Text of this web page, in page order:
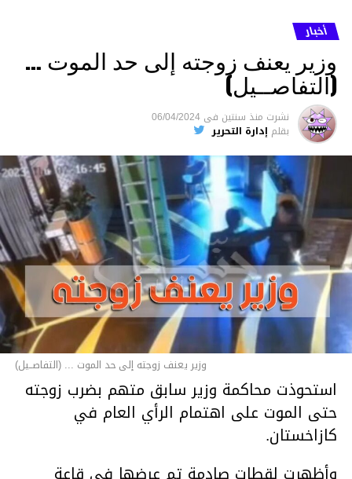
أخبار
وزير يعنف زوجته إلى حد الموت …
(التفاصــيل)
نشرت منذ سنتين فى 06/04/2024
بقلم إدارة التحرير
وزير يعنف زوجته إلى حد الموت ... (التفاصــيل)
استحوذت محاكمة وزير سابق متهم بضرب زوجته
حتى الموت على اهتمام الرأي العام في
كازاخستان.